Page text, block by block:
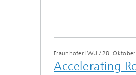
Fraunhofer IWU /28.
Accelerating